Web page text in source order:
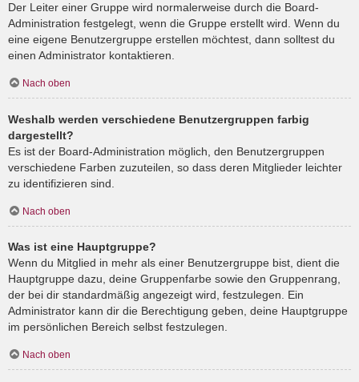
Der Leiter einer Gruppe wird normalerweise durch die Board-
Administration festgelegt, wenn die Gruppe erstellt wird. Wenn du
eine eigene Benutzergruppe erstellen möchtest, dann solltest du
einen Administrator kontaktieren.
Nach oben
Weshalb werden verschiedene Benutzergruppen farbig
dargestellt?
Es ist der Board-Administration möglich, den Benutzergruppen
verschiedene Farben zuzuteilen, so dass deren Mitglieder leichter
zu identifizieren sind.
Nach oben
Was ist eine Hauptgruppe?
Wenn du Mitglied in mehr als einer Benutzergruppe bist, dient die
Hauptgruppe dazu, deine Gruppenfarbe sowie den Gruppenrang,
der bei dir standardmäßig angezeigt wird, festzulegen. Ein
Administrator kann dir die Berechtigung geben, deine Hauptgruppe
im persönlichen Bereich selbst festzulegen.
Nach oben